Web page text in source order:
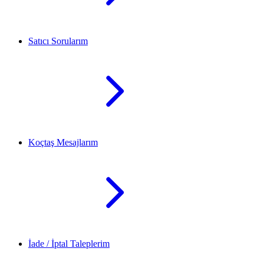
Satıcı Sorularım
Koçtaş Mesajlarım
İade / İptal Taleplerim